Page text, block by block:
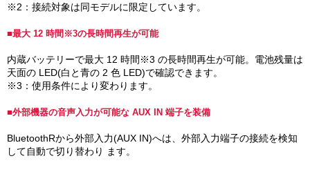
※2：接続対象は同モデルに限定しています。
■最大 12 時間※3の長時間再生が可能
内蔵バッテリーで最大 12 時間※3 の長時間再生が可能。電池残量は
天面の LED(白と青の 2 色 LED)で確認できます。
※3：使用条件により変わります。
■外部機器の音声入力が可能な AUX IN 端子を装備
BluetoothRから外部入力(AUX IN)へは、外部入力端子の接続を検知
して自動で切り替わり ます。